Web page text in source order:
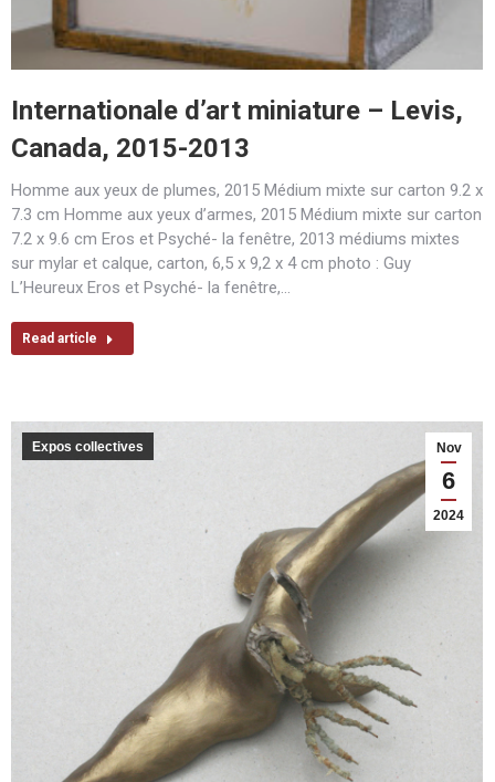
Internationale d’art miniature – Levis,
Canada, 2015-2013
Homme aux yeux de plumes, 2015 Médium mixte sur carton 9.2 x
7.3 cm Homme aux yeux d’armes, 2015 Médium mixte sur carton
7.2 x 9.6 cm Eros et Psyché- la fenêtre, 2013 médiums mixtes
sur mylar et calque, carton, 6,5 x 9,2 x 4 cm photo : Guy
L’Heureux Eros et Psyché- la fenêtre,…
Read article
Nov
6
2024
Expos collectives